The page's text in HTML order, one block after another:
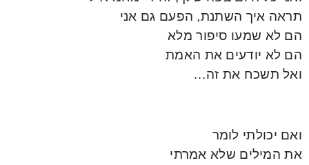
תראה איך השתנת, הפעם גם אני
הם לא שמעו סיפור מלא
הם לא יודעים את האמת
ואל תשכח את זה…
ואם יכולתי לומר
את המילים שלא אמרתי